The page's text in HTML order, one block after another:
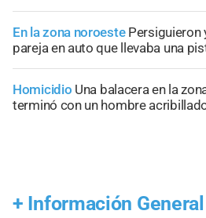
En la zona noroeste Persiguieron
pareja en auto que llevaba una
Homicidio Una balacera en la
terminó con un hombre
+ Información General